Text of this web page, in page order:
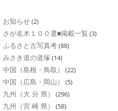
お知らせ(2)
さが名木１００選■掲載一覧 (3)
ふるさと古写真考(88)
みさき道の道塚 (14)
中国（島根・鳥取） (22)
中国（広島・岡山） (5)
九州（大 分 県） (296)
九州（宮 崎 県） (58)